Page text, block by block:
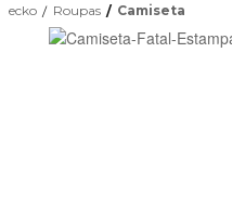
ecko Roupas Camiseta